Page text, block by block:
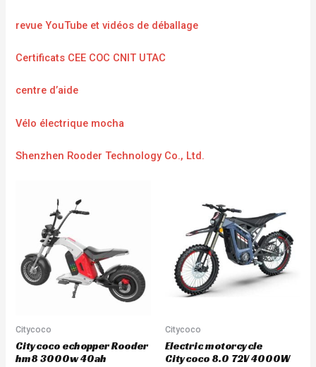
revue YouTube et vidéos de déballage
Certificats CEE COC CNIT UTAC
centre d’aide
Vélo électrique mocha
Shenzhen Rooder Technology Co., Ltd.
Citycoco
Citycoco echopper Rooder
hm8 3000w 40ah
Citycoco
Electric motorcycle
Citycoco 8.0 72V 4000W